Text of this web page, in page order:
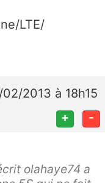
LTE/
2013 à 18h15
+ -
olahaye74 a